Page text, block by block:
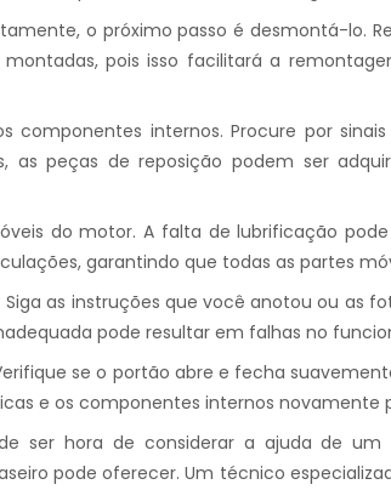
o próximo passo é desmontá-lo.
pois isso facilitará a
internos. Procure por
as peças de reposição podem ser
do motor. A falta de lubrificação
garantindo que todas as partes
as instruções que você anotou ou
pode resultar em falhas no
se o portão abre e fecha
e os componentes internos
ser hora de considerar a ajuda de um
pode oferecer. Um técnico